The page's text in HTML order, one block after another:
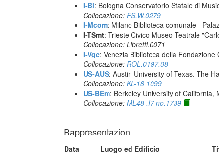
I-Bl: Bologna Conservatorio Statale di
Collocazione: FS.W.0279
I-Mcom: Milano Biblioteca comunale -
I-TSmt: Trieste Civico Museo Teatrale
Collocazione: Libretti.0071
I-Vgc: Venezia Biblioteca della Fondazione
Collocazione: ROL.0197.08
US-AUS: Austin University of Texas. The
Collocazione: KL-18 1099
US-BEm: Berkeley University of California,
Collocazione: ML48 .I7 no.1739
Rappresentazioni
Data Luogo ed Edificio